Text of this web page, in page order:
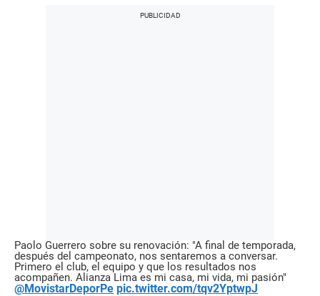
Paolo Guerrero sobre su renovación: "A final de temporada,
después del campeonato, nos sentaremos a conversar.
Primero el club, el equipo y que los resultados nos
acompañen. Alianza Lima es mi casa, mi vida, mi pasión"
@MovistarDeporPe pic.twitter.com/tqv2YptwpJ